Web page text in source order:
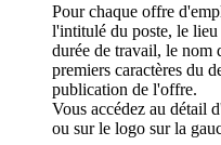
Pour chaque offre
l'intitulé du poste, le
durée de travail, le nom
premiers caractères du
publication de l'offre.
Vous accédez au détail
ou sur le logo sur la